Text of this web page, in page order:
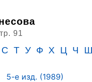
91
С Т У Ф Х Ц Ч Ш
5-е изд. (1989)